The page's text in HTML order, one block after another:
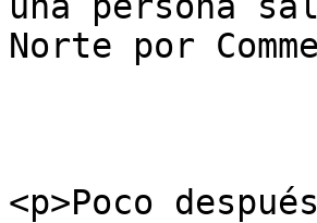
Norte por
<p>Poco